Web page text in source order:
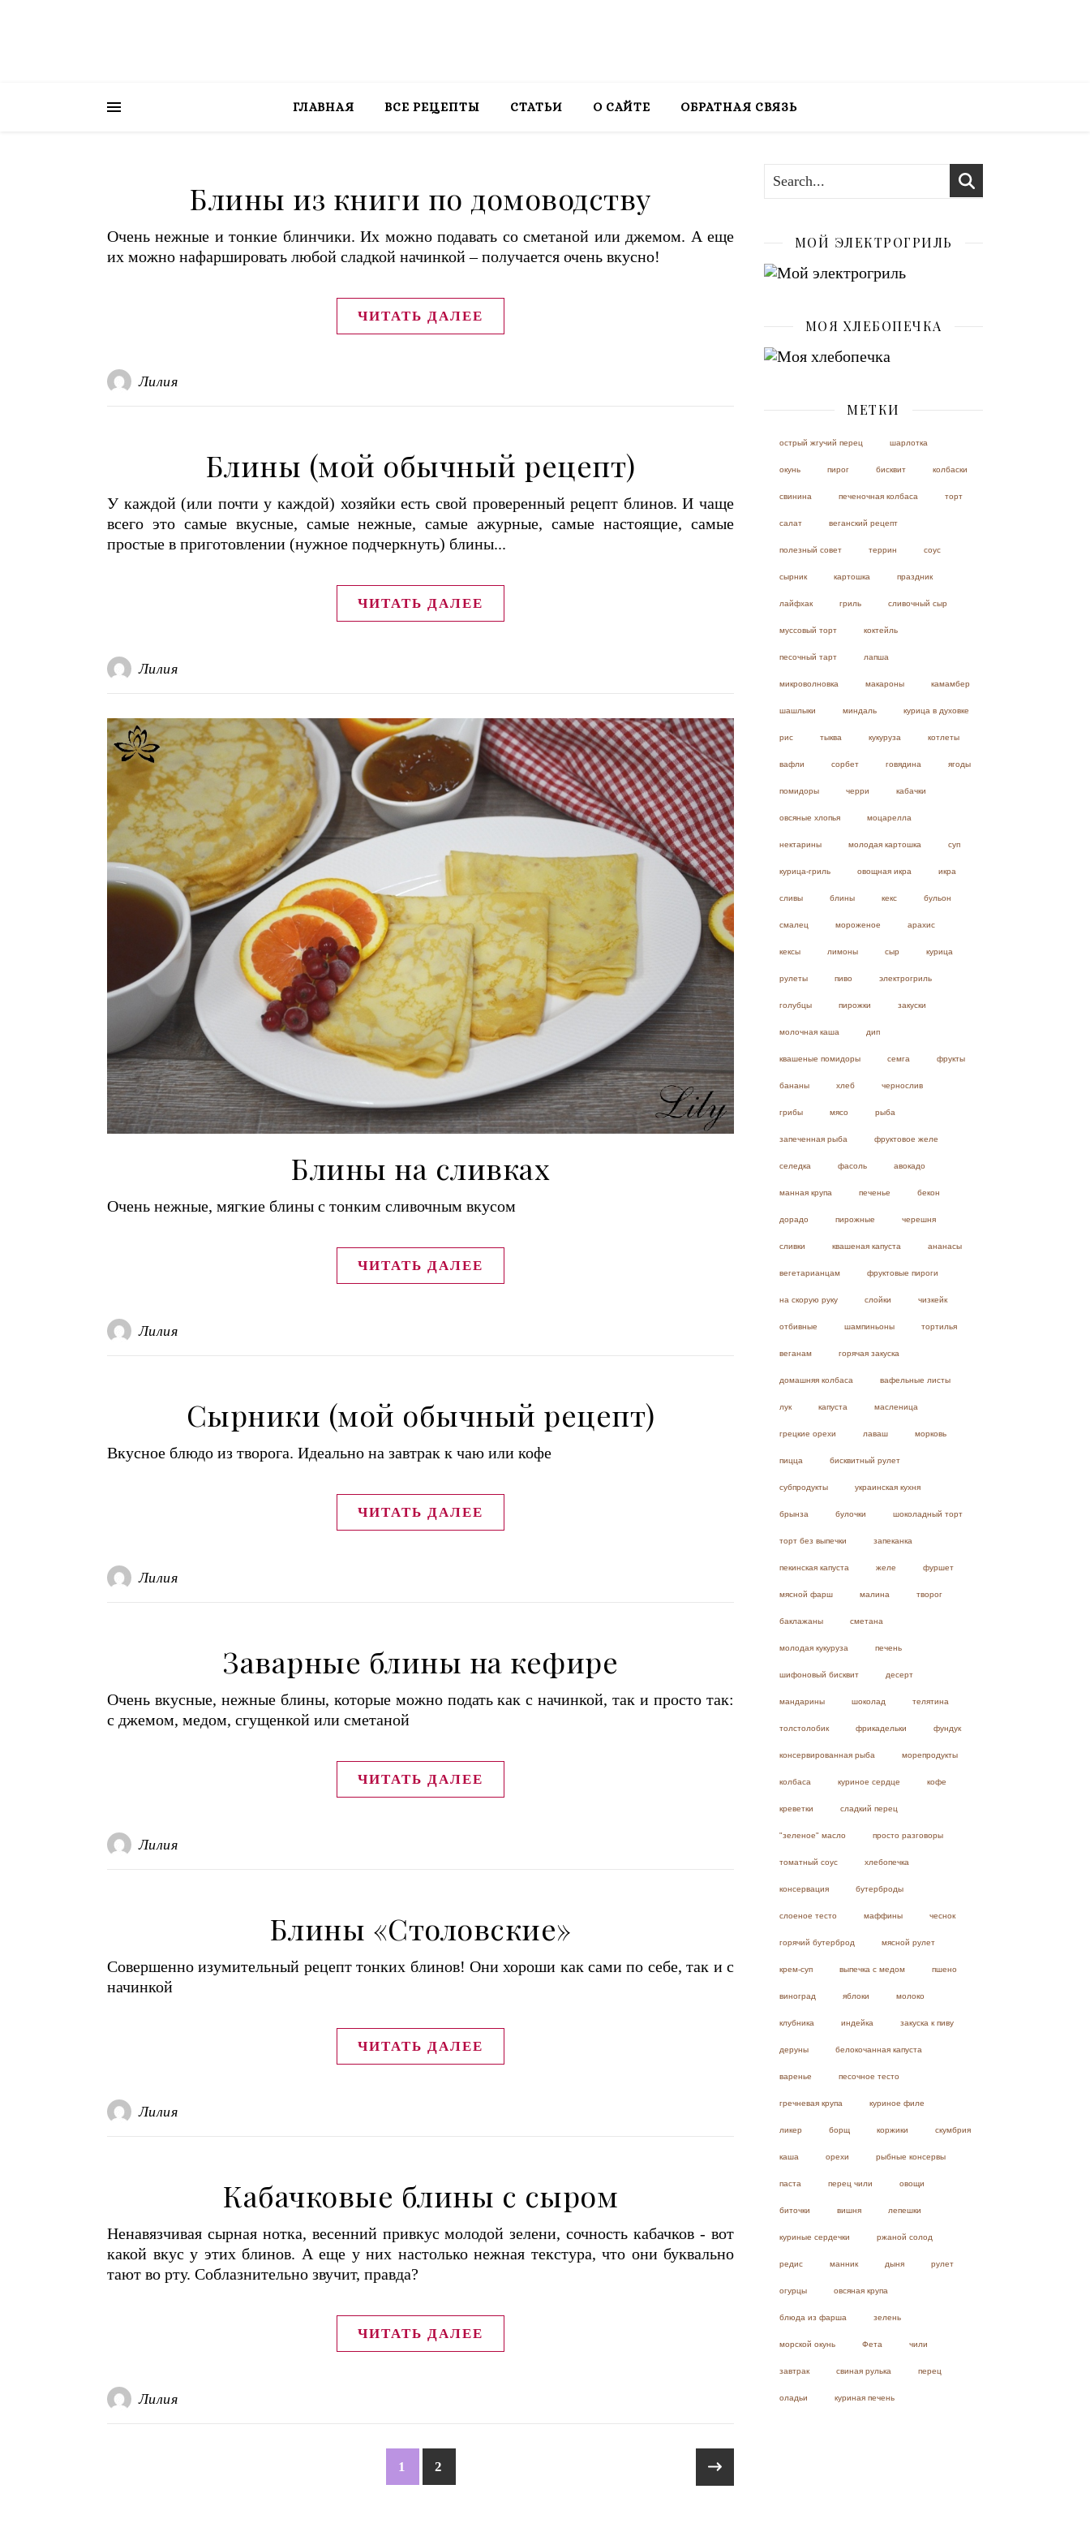
ГЛАВНАЯ ВСЕ РЕЦЕПТЫ СТАТЬИ О САЙТЕ ОБРАТНАЯ СВЯЗЬ
Блины из книги по домоводству
Очень нежные и тонкие блинчики. Их можно подавать со сметаной или джемом. А еще
их можно нафаршировать любой сладкой начинкой – получается очень вкусно!
ЧИТАТЬ ДАЛЕЕ
Лилия
Блины (мой обычный рецепт)
У каждой (или почти у каждой) хозяйки есть свой проверенный рецепт блинов. И чаще
всего это самые вкусные, самые нежные, самые ажурные, самые настоящие, самые
простые в приготовлении (нужное подчеркнуть) блины...
ЧИТАТЬ ДАЛЕЕ
Лилия
Блины на сливках
Очень нежные, мягкие блины с тонким сливочным вкусом
ЧИТАТЬ ДАЛЕЕ
Лилия
Сырники (мой обычный рецепт)
Вкусное блюдо из творога. Идеально на завтрак к чаю или кофе
ЧИТАТЬ ДАЛЕЕ
Лилия
Заварные блины на кефире
Очень вкусные, нежные блины, которые можно подать как с начинкой, так и просто так:
с джемом, медом, сгущенкой или сметаной
ЧИТАТЬ ДАЛЕЕ
Лилия
Блины «Столовские»
Совершенно изумительный рецепт тонких блинов! Они хороши как сами по себе, так и с
начинкой
ЧИТАТЬ ДАЛЕЕ
Лилия
Кабачковые блины с сыром
Ненавязчивая сырная нотка, весенний привкус молодой зелени, сочность кабачков - вот
какой вкус у этих блинов. А еще у них настолько нежная текстура, что они буквально
тают во рту. Соблазнительно звучит, правда?
ЧИТАТЬ ДАЛЕЕ
Лилия
1 2
МОЙ ЭЛЕКТРОГРИЛЬ
МОЯ ХЛЕБОПЕЧКА
МЕТКИ
острый жгучий перец шарлотка
окунь пирог бисквит колбаски
свинина печеночная колбаса торт
салат веганский рецепт
полезный совет террин соус
сырник картошка праздник
лайфхак гриль сливочный сыр
муссовый торт коктейль
песочный тарт лапша
микроволновка макароны камамбер
шашлыки миндаль курица в духовке
рис тыква кукуруза котлеты
вафли сорбет говядина ягоды
помидоры черри кабачки
овсяные хлопья моцарелла
нектарины молодая картошка суп
курица-гриль овощная икра икра
сливы блины кекс бульон
смалец мороженое арахис
кексы лимоны сыр курица
рулеты пиво электрогриль
голубцы пирожки закуски
молочная каша дип
квашеные помидоры семга фрукты
бананы хлеб чернослив
грибы мясо рыба
запеченная рыба фруктовое желе
селедка фасоль авокадо
манная крупа печенье бекон
дорадо пирожные черешня
сливки квашеная капуста ананасы
вегетарианцам фруктовые пироги
на скорую руку слойки чизкейк
отбивные шампиньоны тортилья
веганам горячая закуска
домашняя колбаса вафельные листы
лук капуста масленица
грецкие орехи лаваш морковь
пицца бисквитный рулет
субпродукты украинская кухня
брынза булочки шоколадный торт
торт без выпечки запеканка
пекинская капуста желе фуршет
мясной фарш малина творог
баклажаны сметана
молодая кукуруза печень
шифоновый бисквит десерт
мандарины шоколад телятина
толстолобик фрикадельки фундук
консервированная рыба морепродукты
колбаса куриное сердце кофе
креветки сладкий перец
"зеленое" масло просто разговоры
томатный соус хлебопечка
консервация бутерброды
слоеное тесто маффины чеснок
горячий бутерброд мясной рулет
крем-суп выпечка с медом пшено
виноград яблоки молоко
клубника индейка закуска к пиву
деруны белокочанная капуста
варенье песочное тесто
гречневая крупа куриное филе
ликер борщ коржики скумбрия
каша орехи рыбные консервы
паста перец чили овощи
биточки вишня лепешки
куриные сердечки ржаной солод
редис манник дыня рулет
огурцы овсяная крупа
блюда из фарша зелень
морской окунь Фета чили
завтрак свиная рулька перец
оладьи куриная печень